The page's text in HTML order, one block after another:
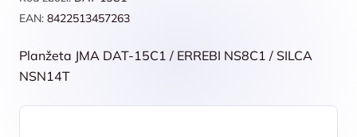
EAN: 8422513457263
Planžeta JMA DAT-15C1 / ERREBI NS8C1 / SILCA
NSN14T